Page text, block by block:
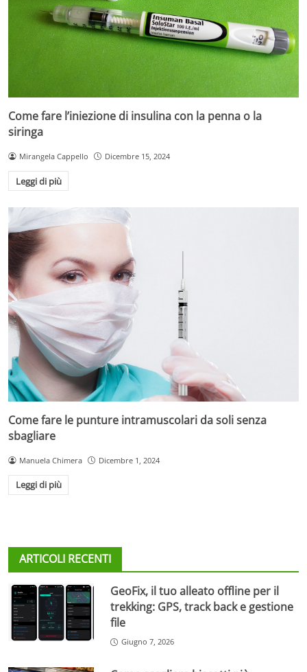
Come fare l’iniezione di insulina con la penna o la
siringa
Mirangela Cappello Dicembre 15, 2024
Leggi di più
Come fare le punture intramuscolari da soli senza
sbagliare
Manuela Chimera Dicembre 1, 2024
Leggi di più
ARTICOLI RECENTI
GeoFix, il tuo alleato offline per il
trekking: GPS, track back e gestione
file
Giugno 7, 2026